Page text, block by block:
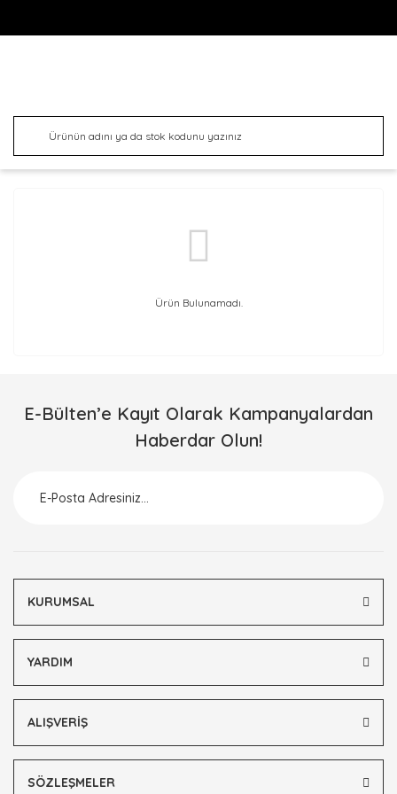
Ürün Bulunamadı.
E-Bülten’e Kayıt Olarak Kampanyalardan
Haberdar Olun!
KURUMSAL
YARDIM
ALIŞVERİŞ
SÖZLEŞMELER